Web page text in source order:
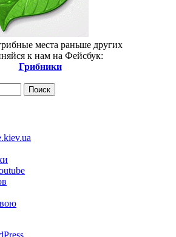
места раньше других
к нам на Фейсбук:
Грибники